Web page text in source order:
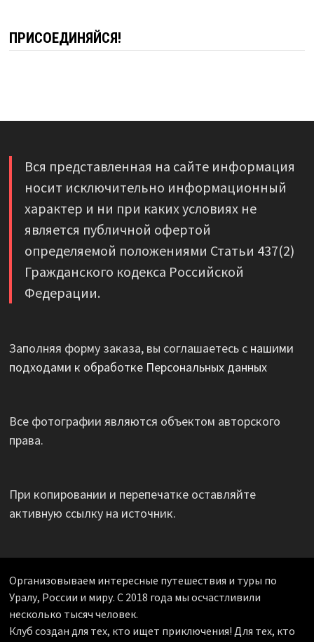
ПРИСОЕДИНЯЙСЯ!
Вся представленная на сайте информация
носит исключительно информационный
характер и ни при каких условиях не
является публичной офертой
определяемой положениями Статьи 437(2)
Гражданского кодекса Российской
Федерации.
Заполняя форму заказа, вы соглашаетесь с нашими
подходами к обработке Персональных данных
Все фотографии являются объектом авторского
права.
При копировании и перепечатке оставляйте
активную ссылку на источник.
Организовываем интересные путешествия и туры по
Уралу, России и миру. С 2018 года мы осчастливили
несколько тысяч человек.
Клуб создан для тех, кто ищет приключения! Для тех, кто